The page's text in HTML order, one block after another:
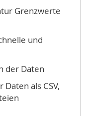
Grenzwerte
und
der Daten
als CSV,